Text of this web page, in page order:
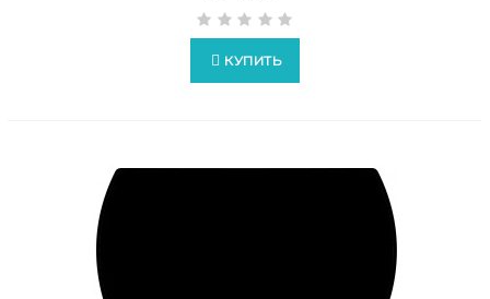
КУПИТЬ